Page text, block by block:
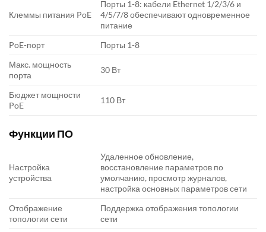
Клеммы питания PoE
Порты 1-8: кабели Ethernet 1/2/3/6 и
4/5/7/8 обеспечивают одновременное
питание
PoE-порт
Порты 1-8
Макс. мощность
порта
30 Вт
Бюджет мощности
PoE
110 Вт
Функции ПО
Настройка
устройства
Удаленное обновление,
восстановление параметров по
умолчанию, просмотр журналов,
настройка основных параметров сети
Отображение
топологии сети
Поддержка отображения топологии
сети